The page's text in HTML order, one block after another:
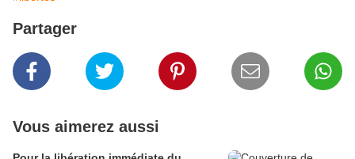
Partager
Vous aimerez aussi